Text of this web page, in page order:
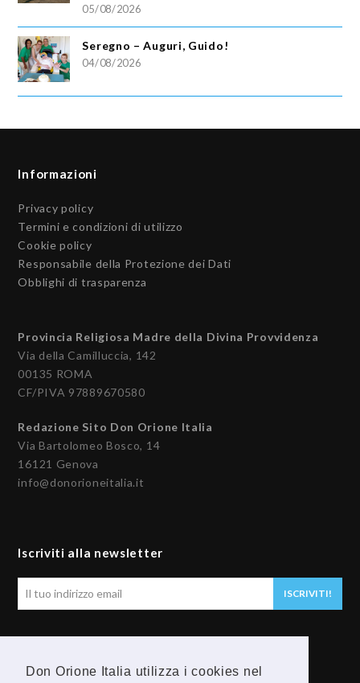
Don Orione Italia utilizza i cookies nel
05/08/2026
Seregno – Auguri, Guido!
04/08/2026
Informazioni
Privacy policy
Termini e condizioni di utilizzo
Cookie policy
Responsabile della Protezione dei Dati
Obblighi di trasparenza
Provincia Religiosa Madre della Divina Provvidenza
Via della Camilluccia, 142
00135 ROMA
CF/PIVA 97889670580
Redazione Sito Don Orione Italia
Via Bartolomeo Bosco, 14
16121 Genova
info@donorioneitalia.it
Iscriviti alla newsletter
ISCRIVITI!